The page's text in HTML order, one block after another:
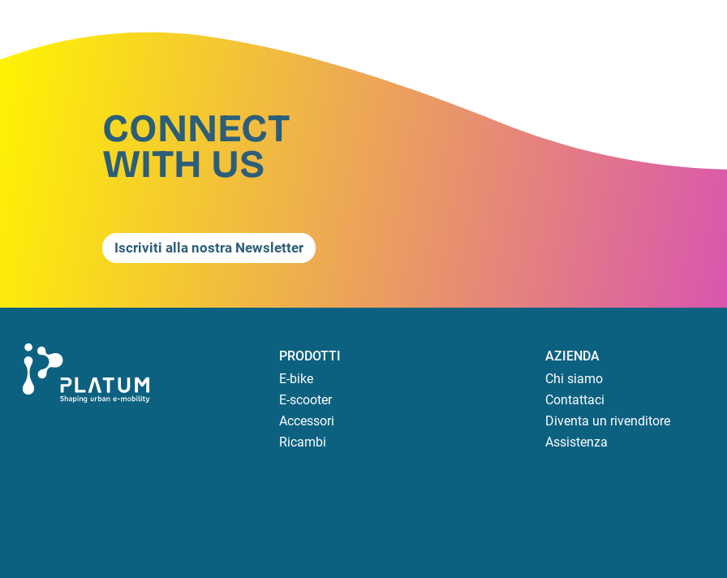
CONNECT
WITH US
Iscriviti alla nostra Newsletter
PRODOTTI
E-bike
E-scooter
Accessori
Ricambi
AZIENDA
Chi siamo
Contattaci
Diventa un rivenditore
Assistenza